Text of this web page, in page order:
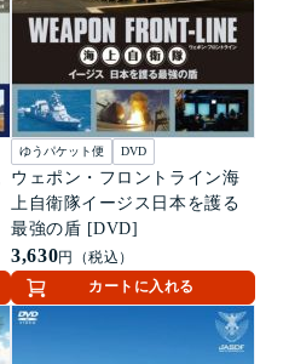
ゆうパケット便 DVD
ウェポン・フロントライン海
上自衛隊イージス日本を護る
最強の盾 [DVD]
3,630円（税込）
カートに入れる